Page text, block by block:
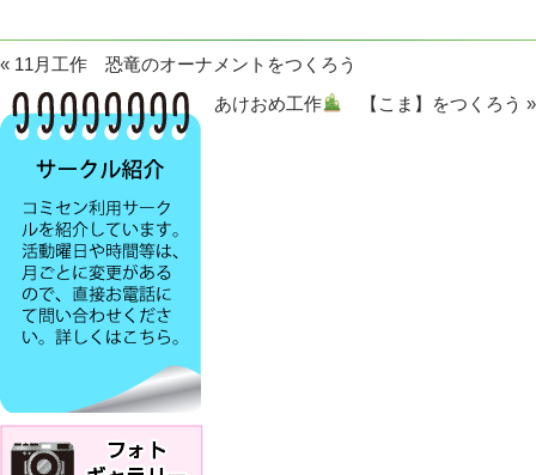
« 11月工作 恐竜のオーナメントをつくろう
あけおめ工作
【こま】をつくろう »